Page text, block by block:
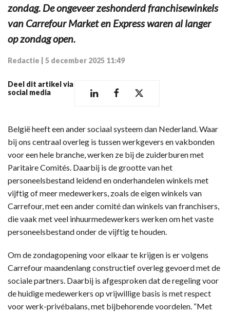
zondag. De ongeveer zeshonderd franchisewinkels
van Carrefour Market en Express waren al langer
op zondag open.
Redactie 5 december 2025 11:49
Deel dit artikel via
social media
België heeft een ander sociaal systeem dan Nederland. Waar
bij ons centraal overleg is tussen werkgevers en vakbonden
voor een hele branche, werken ze bij de zuiderburen met
Paritaire Comités. Daarbij is de grootte van het
personeelsbestand leidend en onderhandelen winkels met
vijftig of meer medewerkers, zoals de eigen winkels van
Carrefour, met een ander comité dan winkels van franchisers,
die vaak met veel inhuurmedewerkers werken om het vaste
personeelsbestand onder de vijftig te houden.
Om de zondagopening voor elkaar te krijgen is er volgens
Carrefour maandenlang constructief overleg gevoerd met de
sociale partners. Daarbij is afgesproken dat de regeling voor
de huidige medewerkers op vrijwillige basis is met respect
voor werk-privébalans, met bijbehorende voordelen. “Met